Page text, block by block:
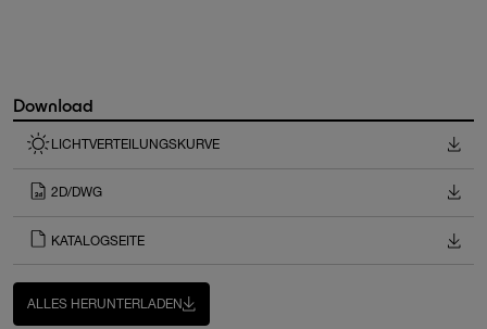
Download
LICHTVERTEILUNGSKURVE
2D/DWG
KATALOGSEITE
ALLES HERUNTERLADEN